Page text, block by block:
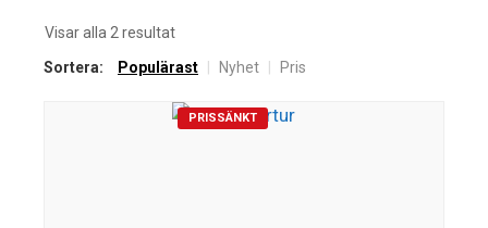
Visar alla 2 resultatSortera
senaste
Sortera: Populärast Nyhet Pris
PRISSÄNKT